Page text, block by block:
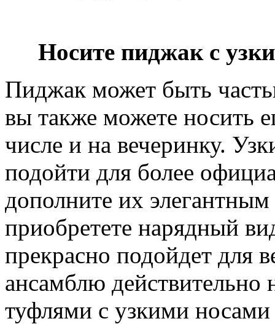
Носите пиджак с
Пиджак может быть
вы также можете носить
числе и на вечеринку.
подойти для более
дополните их
приобретете нарядный
прекрасно подойдет для
ансамблю действительно
туфлями с узкими